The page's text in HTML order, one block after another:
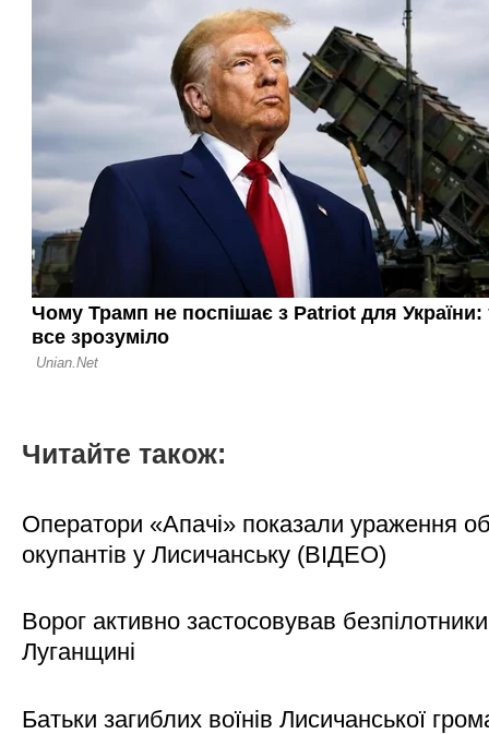
Читайте також:
Оператори «Апачі» показали ураження
окупантів у Лисичанську (ВІДЕО)
Ворог активно застосовував
Луганщині
Батьки загиблих воїнів Лисичанської